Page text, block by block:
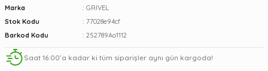
Marka
GRIVEL
Stok Kodu
77028e94cf
Barkod Kodu
252789Ao1112
Saat 16:00’a kadar ki tüm siparişler aynı gün kargoda!